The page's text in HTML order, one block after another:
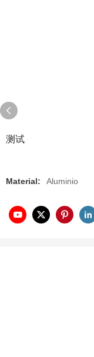
测试
Material: Aluminio